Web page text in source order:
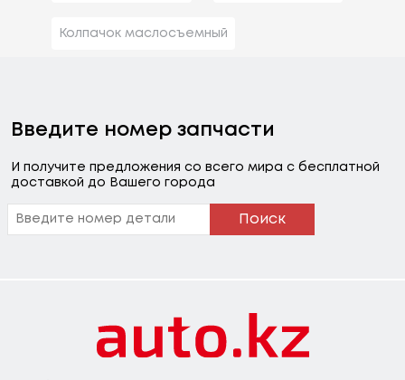
Колпачок маслосъемный
Введите номер запчасти
И получите предложения со всего мира с бесплатной
доставкой до Вашего города
Поиск